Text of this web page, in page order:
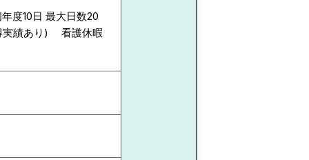
度10日 最大日数20
実績あり) 看護休暇